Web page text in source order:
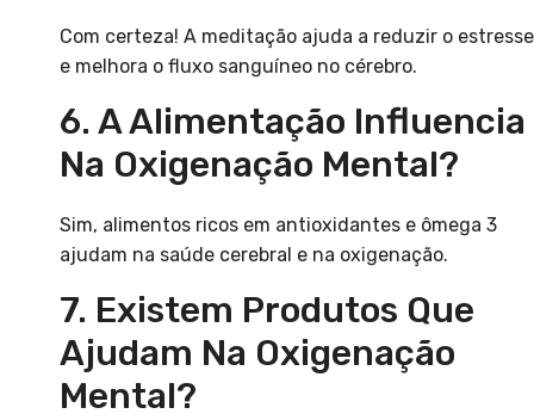
Com certeza! A meditação ajuda a reduzir o estresse
e melhora o fluxo sanguíneo no cérebro.
6. A Alimentação Influencia
Na Oxigenação Mental?
Sim, alimentos ricos em antioxidantes e ômega 3
ajudam na saúde cerebral e na oxigenação.
7. Existem Produtos Que
Ajudam Na Oxigenação
Mental?